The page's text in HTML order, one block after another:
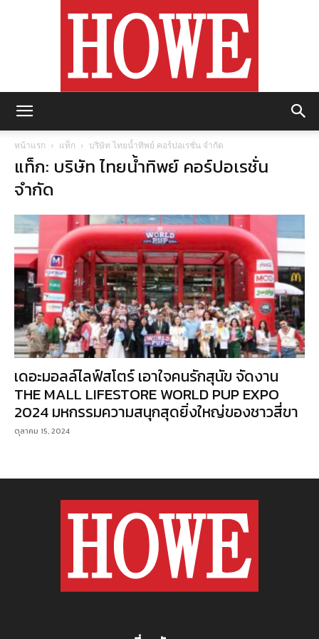
หน้าแรก แท็ก บริษัท ไทยน้ำทิพย์ คอร์ปอเรชั่น จำกัด
แท็ก: บริษัท ไทยน้ำทิพย์ คอร์ปอเรชั่น
จำกัด
เดอะมอลล์ไลฟ์สโตร์ เอาใจคนรักสุนัข จัดงาน
THE MALL LIFESTORE WORLD PUP EXPO
2024 มหกรรมความสนุกสุดยิ่งใหญ่ของชาวสี่ขา
ตุลาคม 15, 2024